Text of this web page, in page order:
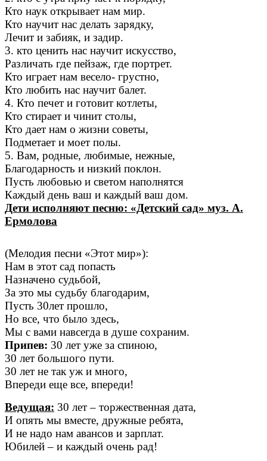
Кто наук открывает нам мир.
Кто научит нас делать зарядку,
Лечит и забияк, и задир.
3. кто ценить нас научит искусство,
Различать где пейзаж, где портрет.
Кто играет нам весело- грустно,
Кто любить нас научит балет.
4. Кто печет и готовит котлеты,
Кто стирает и чинит столы,
Кто дает нам о жизни советы,
Подметает и моет полы.
5. Вам, родные, любимые, нежные,
Благодарность и низкий поклон.
Пусть любовью и светом наполнятся
Каждый день ваш и каждый ваш дом.
Дети исполняют песню: «Детский сад» муз. А.
Ермолова
(Мелодия песни «Этот мир»):
Нам в этот сад попасть
Назначено судьбой,
За это мы судьбу благодарим,
Пусть 30лет прошло,
Но все, что было здесь,
Мы с вами навсегда в душе сохраним.
Припев: 30 лет уже за спиною,
30 лет большого пути.
30 лет не так уж и много,
Впереди еще все, впереди!
Ведущая: 30 лет – торжественная дата,
И опять мы вместе, дружные ребята,
И не надо нам авансов и зарплат.
Юбилей – и каждый очень рад!